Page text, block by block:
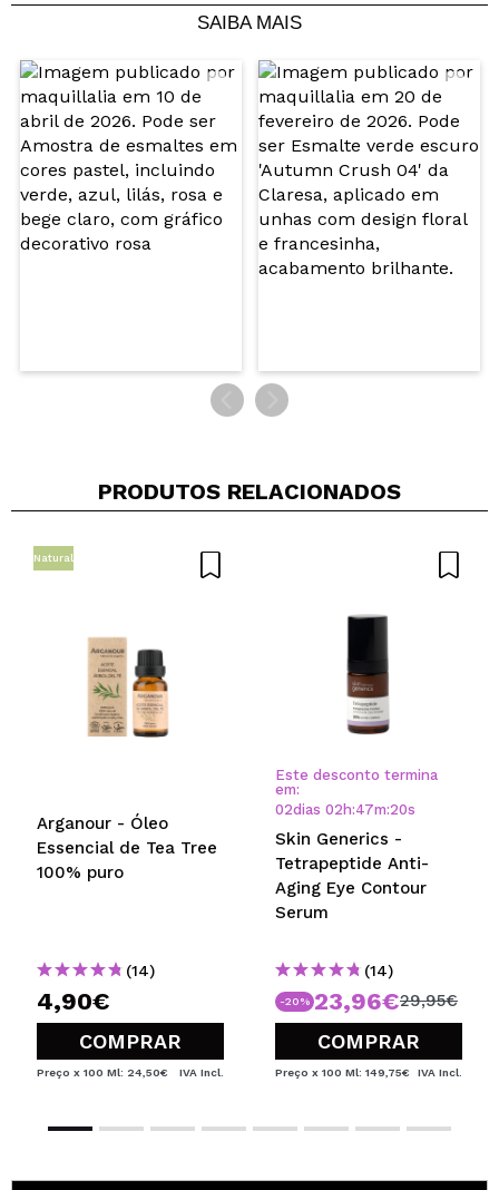
Compartilhar um vídeo ou uma foto
Seu vídeo pode ser o primeiro. Imagine isso...
Recomenda esta compra? Sim Não
ENVIAR
SAIBA MAIS
PRODUTOS RELACIONADOS
Natural
Arganour - Óleo
Essencial de Tea Tree
100% puro
(14)
4,90€
COMPRAR
Preço x 100 Ml: 24,50€ IVA Incl.
Este desconto termina
em:
02dias 02h:47m:20s
Skin Generics -
Tetrapeptide Anti-
Aging Eye Contour
Serum
(14)
-20% 23,96€29,95€
COMPRAR
Preço x 100 Ml: 149,75€ IVA Incl.